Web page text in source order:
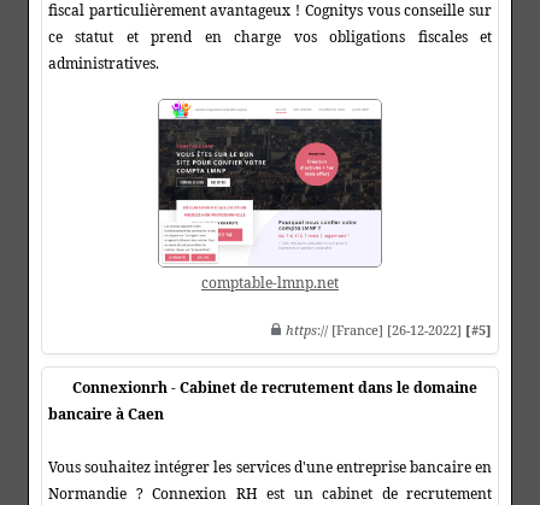
fiscal particulièrement avantageux ! Cognitys vous conseille sur
ce statut et prend en charge vos obligations fiscales et
administratives.
comptable-lmnp.net
https:// [France] [26-12-2022] [#5]
Connexionrh - Cabinet de recrutement dans le domaine
bancaire à Caen
Vous souhaitez intégrer les services d'une entreprise bancaire en
Normandie ? Connexion RH est un cabinet de recrutement